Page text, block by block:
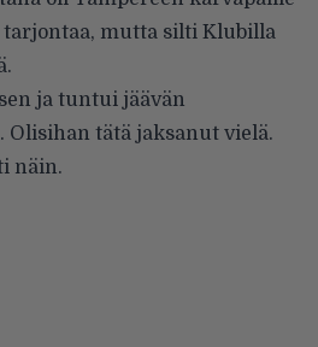
mutta silti Klubilla
ja tuntui jäävän
Olisihan tätä jaksanut vielä.
näin.